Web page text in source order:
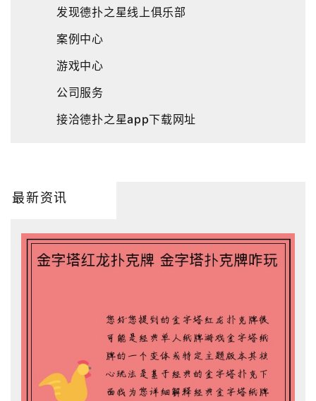
发现德扑之星线上俱乐部
案例中心
游戏中心
公司服务
接洽德扑之星app下载网址
最新资讯